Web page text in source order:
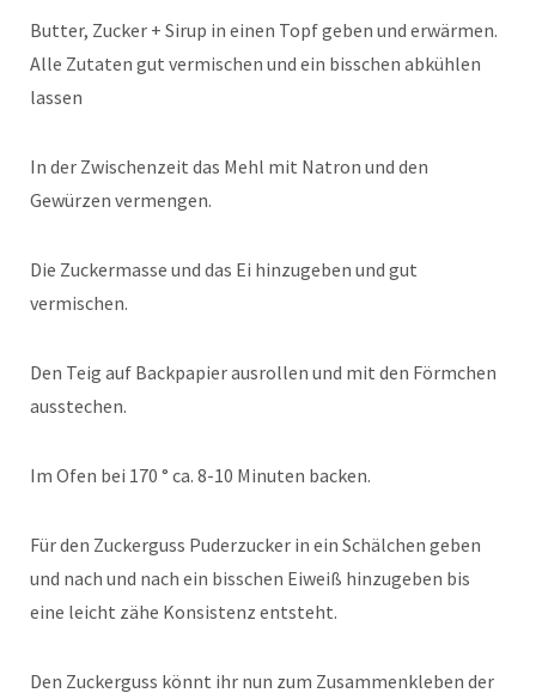
Butter, Zucker + Sirup in einen Topf geben und erwärmen.
Alle Zutaten gut vermischen und ein bisschen abkühlen
lassen
In der Zwischenzeit das Mehl mit Natron und den
Gewürzen vermengen.
Die Zuckermasse und das Ei hinzugeben und gut
vermischen.
Den Teig auf Backpapier ausrollen und mit den Förmchen
ausstechen.
Im Ofen bei 170 ° ca. 8-10 Minuten backen.
Für den Zuckerguss Puderzucker in ein Schälchen geben
und nach und nach ein bisschen Eiweiß hinzugeben bis
eine leicht zähe Konsistenz entsteht.
Den Zuckerguss könnt ihr nun zum Zusammenkleben der